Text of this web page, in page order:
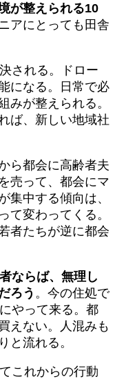
が整えられる10
アにとっても田舎
される。ドロー
になる。日常で必
みが整えられる。
ば、新しい地域社
ら都会に高齢者夫
売って、都会にマ
集中する傾向は、
て変わってくる。
者たちが逆に都会
ならば、無理し
ろう 。今の住処で
やって来る。都
えない。人混みも
と流れる。
これからの行動